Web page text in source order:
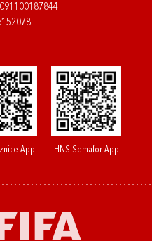
App HNS Semafor App